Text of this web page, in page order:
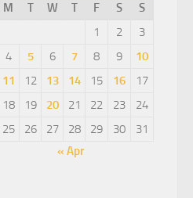
M
T W T F S
S
1
2
3
4
5 6 7 8 9
10
11
12 13 14 15 16
17
18
19 20 21 22 23
24
25
26 27 28 29 30
31
« Apr